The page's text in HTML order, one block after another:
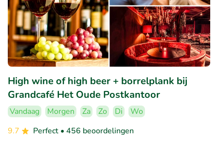
High wine of high beer + borrelplank bij
Grandcafé Het Oude Postkantoor
Vandaag Morgen Za Zo Di
Wo
9.7
Perfect • 456 beoordelingen